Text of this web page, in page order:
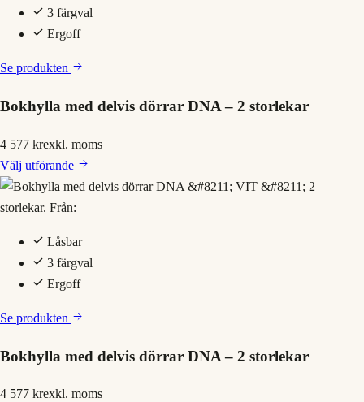
3 färgval
Ergoff
Se produkten
Bokhylla med delvis dörrar DNA – 2 storlekar
4 577 krexkl. moms
Välj utförande
Låsbar
3 färgval
Ergoff
Se produkten
Bokhylla med delvis dörrar DNA – 2 storlekar
4 577 krexkl. moms